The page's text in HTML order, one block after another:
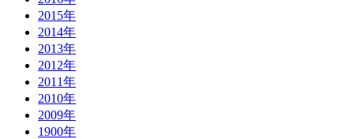
2015年
2014年
2013年
2012年
2011年
2010年
2009年
1900年